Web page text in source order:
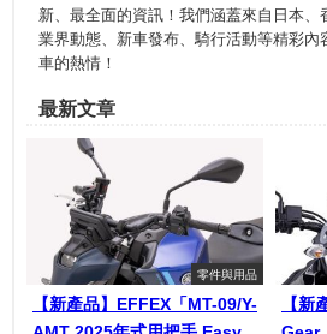
新、最全面的資訊！我們涵蓋來自日本、
業界動態、新車發布、騎行活動等精彩內
車的熱情！
最新文章
零件與用品
【新產品】EFFEX「MT-09/Y-
【新